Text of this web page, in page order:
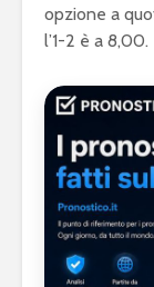
opzione a
l’1-2 è a 8,00.